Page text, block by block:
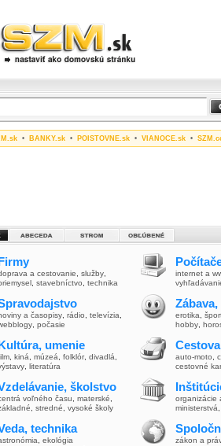
• BANKY.sk • POISTOVNE.sk • VIANOCE.sk •
a cestovanie služby
stavebníctvo technika
a časopisy rádio televízia
počasie
umenie
kiná múzeá folklór, divadlá
literatúra
školstvo
voľného času materské
stredné vysoké školy
technika
ekológia
internet a
erotika
hobby
auto-moto
cestovné
organizácie
ministerstvá
zákon a